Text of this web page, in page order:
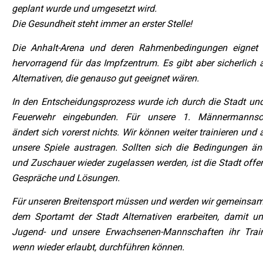
geplant wurde und umgesetzt wird.
Die Gesundheit steht immer an erster Stelle!
Die Anhalt-Arena und deren Rahmenbedingungen eignet
hervorragend für das Impfzentrum. Es gibt aber sicherlich
Alternativen, die genauso gut geeignet wären.
In den Entscheidungsprozess wurde ich durch die Stadt
Feuerwehr eingebunden. Für unsere 1.
ändert sich vorerst nichts. Wir können weiter trainieren und
unsere Spiele austragen. Sollten sich die Bedingungen
und Zuschauer wieder zugelassen werden, ist die Stadt
Gespräche und Lösungen.
Für unseren Breitensport müssen und werden wir
dem Sportamt der Stadt Alternativen erarbeiten, damit
Jugend- und unsere Erwachsenen-Mannschaften ihr
wenn wieder erlaubt, durchführen können.